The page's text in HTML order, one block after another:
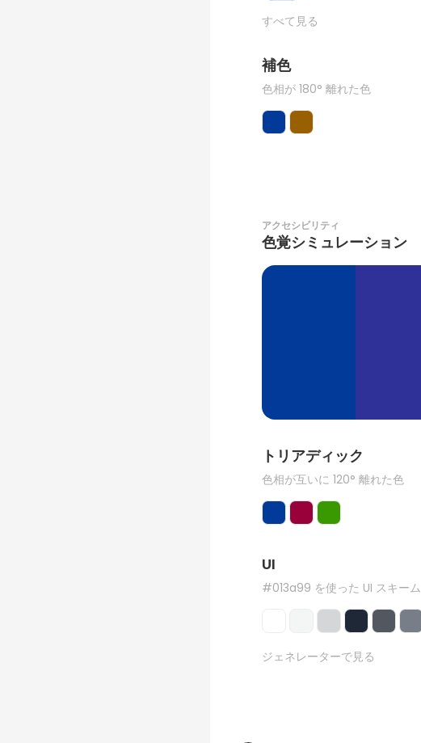
すべて見る
補色
色相が 180° 離れた色
アクセシビリティ
色覚シミュレーション
トリアディック
色相が互いに 120° 離れた色
UI
#013a99 を使った UI スキーム
ジェネレーターで見る